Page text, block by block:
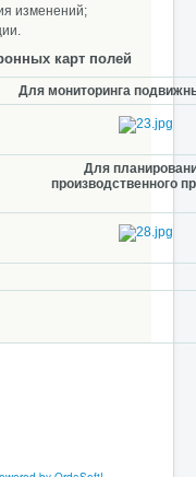
изменений;
карт полей
Для мониторинга
Для
производственного